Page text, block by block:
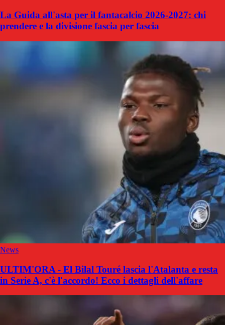
La Guida all'asta per il fantacalcio 2026-2027: chi
prendere e la divisione fascia per fascia
News
ULTIM'ORA - El Bilal Touré lascia l'Atalanta e resta
in Serie A, c'è l'accordo! Ecco i dettagli dell'affare